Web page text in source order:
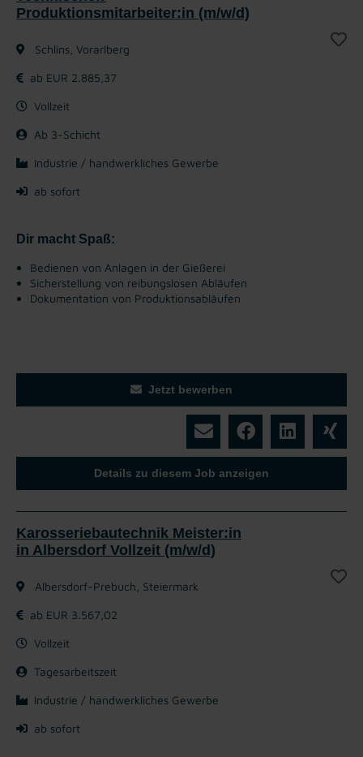
Produktionsmitarbeiter:in (m/w/d)
Schlins, Vorarlberg
ab EUR 2.885,37
Vollzeit
Ab 3-Schicht
Industrie / handwerkliches Gewerbe
ab sofort
Dir macht Spaß:
Bedienen von Anlagen in der Gießerei
Sicherstellung von reibungslosen Abläufen
Dokumentation von Produktionsabläufen
Jetzt bewerben
Details zu diesem Job anzeigen
Karosseriebautechnik Meister:in
in Albersdorf Vollzeit (m/w/d)
Albersdorf-Prebuch, Steiermark
ab EUR 3.567,02
Vollzeit
Tagesarbeitszeit
Industrie / handwerkliches Gewerbe
ab sofort